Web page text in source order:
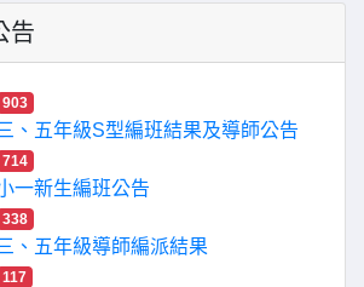
告
903
、五年級S型編班結果及導師公告
714
一新生編班公告
338
、五年級導師編派結果
117